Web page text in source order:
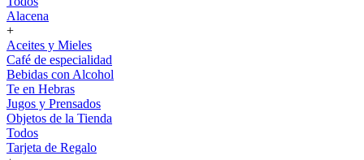
Alacena
+
Aceites y Mieles
Café de especialidad
Bebidas con Alcohol
Te en Hebras
Jugos y Prensados
Objetos de la Tienda
Todos
Tarjeta de Regalo